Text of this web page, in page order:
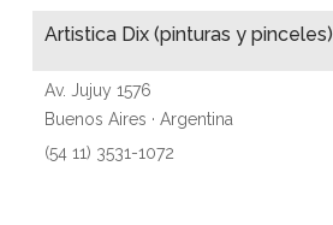
Artistica Dix (pinturas y pinceles)
Av. Jujuy 1576
Buenos Aires · Argentina
(54 11) 3531-1072